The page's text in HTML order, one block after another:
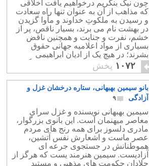
چون نیک بنگریم درخواهیم یافت اخلاقی
که مذاهب از آن به عنوان تنها راه سعادت
و رسیدن به ملکوتِ خداوند و مأوا گزیدن
در بهشت نام می برند، بسیار ناقص، پر از
خشم، نفرت و جنایت و همچنین ناقض
بسیاری از مواد اعلامیه جهانی حقوق
بشرند؛ در هیچ یک از ادیان ابراهیمی
حقوقی برای کودکان و زنان در نظر گرفته
نشده است.
۱۰۷۲ پخش
بانو سیمین بهبهانی، ستاره درخشان غزل و
آزادگی
۹
سیمین بهبهانی نویسنده و غزل‌ سرای
معاصر میهنمان است. این بانوی بزرگوار،
مادری دلسوز برای همه رنج های مردم
عصر ماست و اشعارش نفس آتشین،
هموطنانش در جستجوی جرعه ای
آزادیست. سیمین هنرمند یست که هرگز از
جلادان حکومت های مذهبی و مستبد